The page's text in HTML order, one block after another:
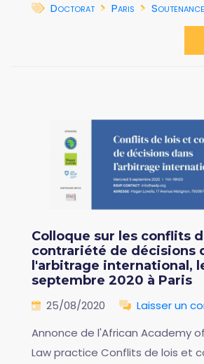
Doctorat
Paris Soutenance
Colloque sur les conflits
contrariété de décisions
l'arbitrage international,
septembre 2020 à Paris
25/08/2020
Laisser un
Annonce de l'African Academy
Law practice Conflits de lois et